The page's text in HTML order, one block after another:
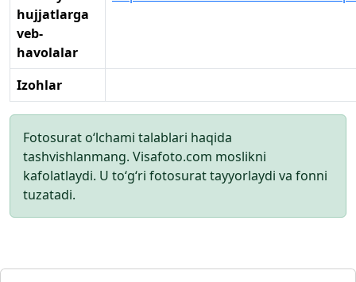
hujjatlarga
veb-
havolalar
Izohlar
Fotosurat o‘lchami talablari haqida
tashvishlanmang. Visafoto.com moslikni
kafolatlaydi. U to‘g‘ri fotosurat tayyorlaydi va fonni
tuzatadi.